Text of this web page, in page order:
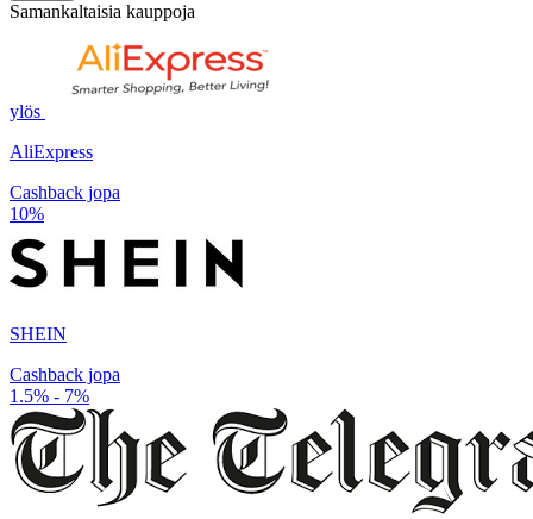
Samankaltaisia kauppoja
ylös
AliExpress
Cashback jopa
10%
SHEIN
Cashback jopa
1.5% - 7%